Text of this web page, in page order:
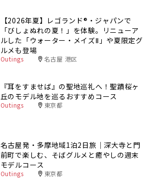
【2026年夏】レゴランド®・ジャパンで
「びしょぬれの夏！」を体験。リニューア
ルした「ウォーター・メイズⅡ」や夏限定グ
ルメも登場
Outings 名古屋 港区
『耳をすませば』の聖地巡礼へ！聖蹟桜ヶ
丘のモデル地を巡るおすすめコース
Outings 東京都
名古屋発・多摩地域1泊2日旅｜深大寺と門
前町で楽しむ、そばグルメと癒やしの週末
モデルコース
Outings 東京都